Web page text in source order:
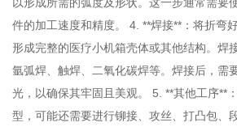
件的加工速度和精度。 4. **焊接**：将折弯
形成完整的医疗小机箱壳体或其他结构。焊
氩弧焊、触焊、二氧化碳焊等。焊接后，需
光，以确保其牢固且美观。 5. **其他工序**
型，可能还需要进行铆接、攻丝、打凸包、